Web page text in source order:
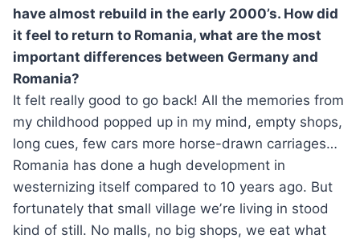
have almost rebuild in the early 2000’s. How did
it feel to return to Romania, what are the most
important differences between Germany and
Romania?
It felt really good to go back! All the memories from
my childhood popped up in my mind, empty shops,
long cues, few cars more horse-drawn carriages…
Romania has done a hugh development in
westernizing itself compared to 10 years ago. But
fortunately that small village weʼre living in stood
kind of still. No malls, no big shops, we eat what